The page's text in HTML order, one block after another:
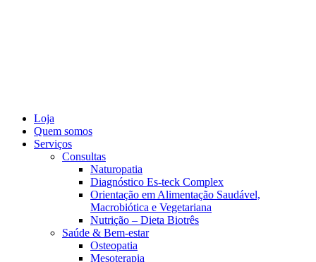
Loja
Quem somos
Serviços
Consultas
Naturopatia
Diagnóstico Es-teck Complex
Orientação em Alimentação Saudável,
Macrobiótica e Vegetariana
Nutrição – Dieta Biotrês
Saúde & Bem-estar
Osteopatia
Mesoterapia